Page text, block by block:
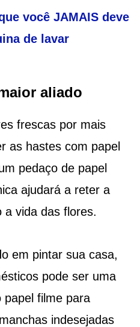
você JAMAIS deve
de lavar
aliado
frescas por mais
as hastes com papel
pedaço de papel
ajudará a reter a
a vida das flores.
em pintar sua casa,
pode ser uma
papel filme para
indesejadas